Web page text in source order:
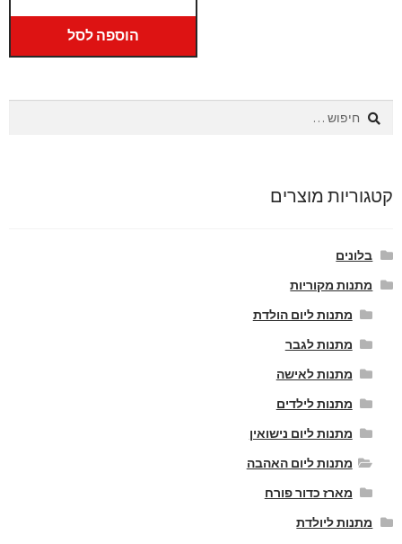
הוספה לסל
חיפוש:
קטגוריות מוצרים
בלונים
מתנות מקוריות
מתנות ליום הולדת
מתנות לגבר
מתנות לאישה
מתנות לילדים
מתנות ליום נישואין
מתנות ליום האהבה
מארז כדור פורח
מתנות ליולדת